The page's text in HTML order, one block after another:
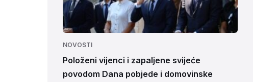
NOVOSTI
Položeni vijenci i zapaljene svijeće
povodom Dana pobjede i domovinske